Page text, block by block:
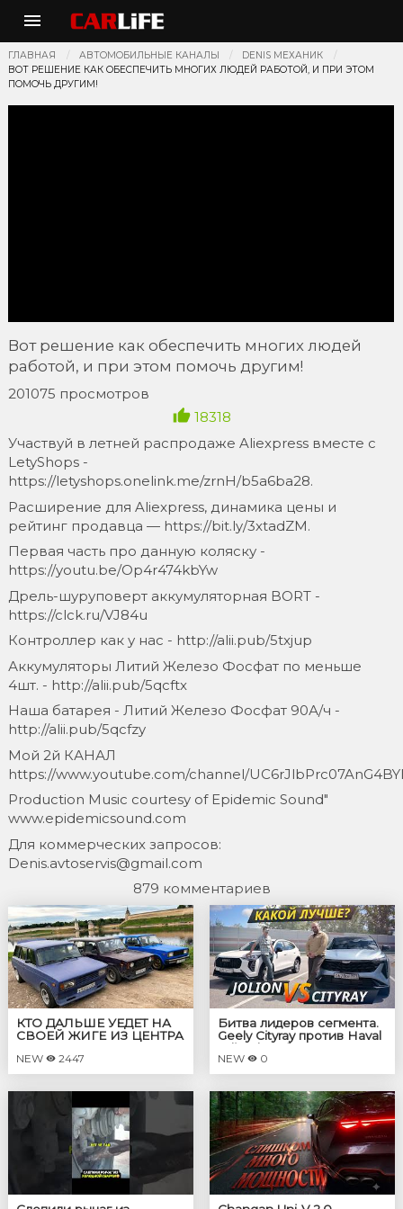
ГЛАВНАЯ АВТОМОБИЛЬНЫЕ КАНАЛЫ
DENIS МЕХАНИК
ВОТ РЕШЕНИЕ КАК ОБЕСПЕЧИТЬ МНОГИХ ЛЮДЕЙ РАБОТОЙ, И ПРИ ЭТОМ
ПОМОЧЬ ДРУГИМ!
Вот решение как обеспечить многих людей
работой, и при этом помочь другим!
201075 просмотров
18318
Участвуй в летней распродаже Aliexpress вместе с
LetyShops -
https://letyshops.onelink.me/zrnH/b5a6ba28.
Расширение для Aliexpress, динамика цены и
рейтинг продавца — https://bit.ly/3xtadZM.
Первая часть про данную коляску -
https://youtu.be/Op4r474kbYw
Дрель-шуруповерт аккумуляторная BORT -
https://clck.ru/VJ84u
Контроллер как у нас - http://alii.pub/5txjup
Аккумуляторы Литий Железо Фосфат по меньше
4шт. - http://alii.pub/5qcftx
Наша батарея - Литий Железо Фосфат 90А/ч -
http://alii.pub/5qcfzy
Мой 2й КАНАЛ
https://www.youtube.com/channel/
Production Music courtesy of Epidemic Sound"
www.epidemicsound.com
Для коммерческих запросов:
Denis.avtoservis@gmail.com
879 комментариев
КТО ДАЛЬШЕ УЕДЕТ НА
СВОЕЙ ЖИГЕ ИЗ ЦЕНТРА
ФИНАЛ "БИЧ БАТТЛА"
NEW 2447
Битва лидеров сегмента.
Geely Cityray против Haval
Jolion | Выбор есть!
NEW 0